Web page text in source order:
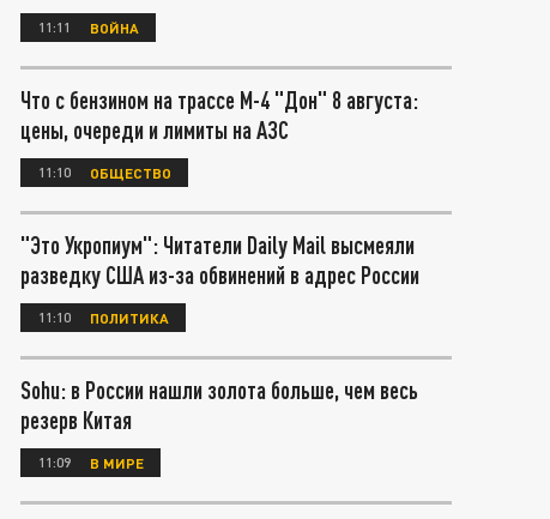
11:11 ВОЙНА
Что с бензином на трассе М-4 "Дон" 8 августа:
цены, очереди и лимиты на АЗС
11:10 ОБЩЕСТВО
"Это Укропиум": Читатели Daily Mail высмеяли
разведку США из-за обвинений в адрес России
11:10 ПОЛИТИКА
Sohu: в России нашли золота больше, чем весь
резерв Китая
11:09 В МИРЕ